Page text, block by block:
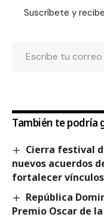
Suscríbete y
También te podría
Cierra festival
nuevos acuerdos
fortalecer
República
Premio Oscar de